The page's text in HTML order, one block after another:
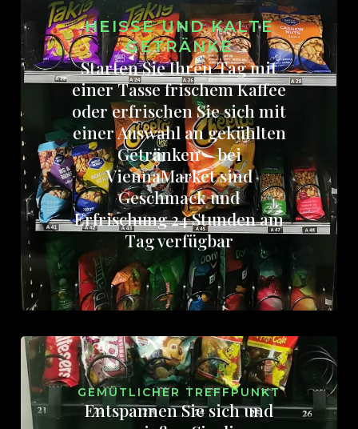
HEISSE UND KALTE G
ETRÄNKE
Starten Sie Ihren Tag mit
einer Tasse frischem Kaffee
oder erfrischen Sie sich mit
einer Auswahl an gekühlten
Getränken – bei
ViennaMarket sind
Geschmack und
Erfrischung 24 Stunden am
Tag verfügbar
GEMÜTLICHER TREFFPUNKT
Entspannen Sie sich und